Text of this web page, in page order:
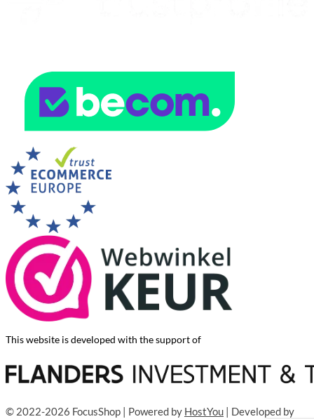
This website is developed with the support of
© 2022-2026 FocusShop | Powered by HostYou | Developed by